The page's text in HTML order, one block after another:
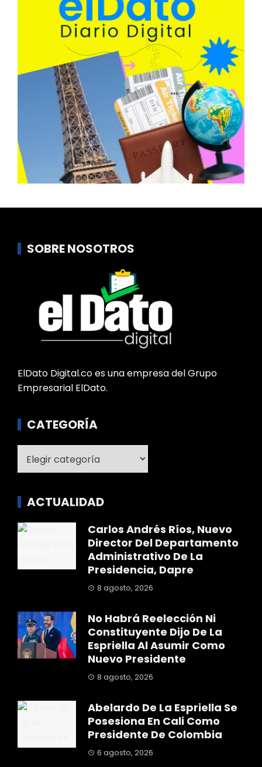
SOBRE NOSOTROS
ElDato Digital.co es una empresa del Grupo
Empresarial ElDato.
CATEGORÍA
ACTUALIDAD
Carlos Andrés Ríos, Nuevo
Director Del Departamento
Administrativo De La
Presidencia, Dapre
8 agosto, 2026
No Habrá Reelección Ni
Constituyente Dijo De La
Espriella Al Asumir Como
Nuevo Presidente
8 agosto, 2026
Abelardo De La Espriella Se
Posesiona En Cali Como
Presidente De Colombia
6 agosto, 2026